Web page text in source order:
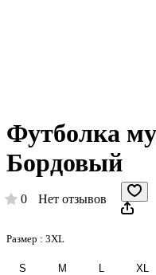
Футболка
Бордовый
0 Нет отзывов
Размер : 3XL
S M XL